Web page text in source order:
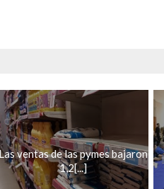
ventas de las pymes bajaron
1,2[...]